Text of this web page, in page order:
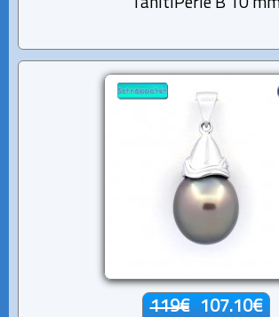
TahitiPerle B 10
119€ 107.10€